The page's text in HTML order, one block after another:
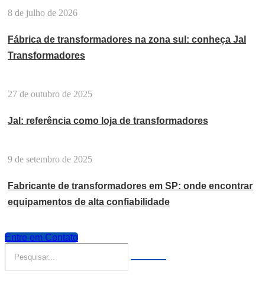
8 de julho de 2026
Fábrica de transformadores na zona sul: conheça Jal
Transformadores
27 de outubro de 2025
Jal: referência como loja de transformadores
9 de setembro de 2025
Fabricante de transformadores em SP: onde encontrar
equipamentos de alta confiabilidade
Entre em Contato